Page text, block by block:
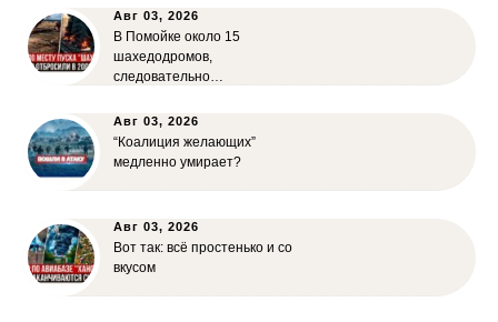
Авг 03, 2026
В Помойке около 15
шахедодромов,
следовательно…
Авг 03, 2026
“Коалиция желающих”
медленно умирает?
Авг 03, 2026
Вот так: всё простенько и со
вкусом